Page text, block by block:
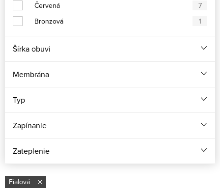
Červená
7
Bronzová
1
Šírka obuvi
Membrána
Typ
Zapínanie
Zateplenie
Fialová